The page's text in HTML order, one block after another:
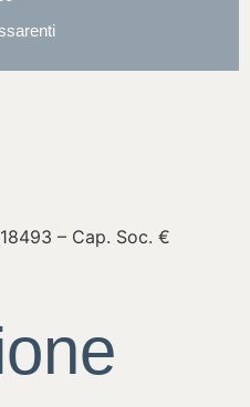
– Cap. Soc. €